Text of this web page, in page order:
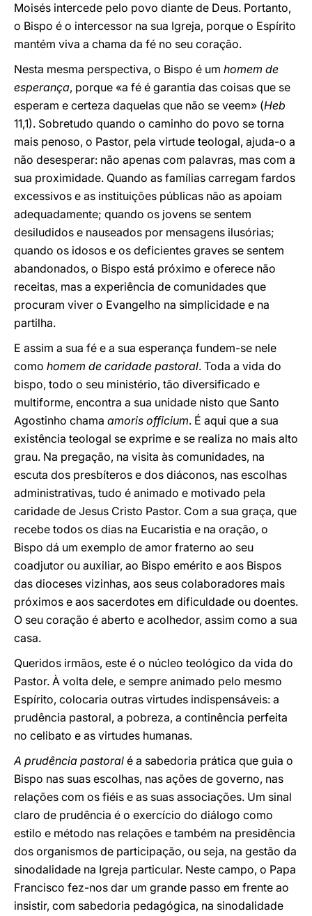
Moisés intercede pelo povo diante de Deus. Portanto,
o Bispo é o intercessor na sua Igreja, porque o Espírito
mantém viva a chama da fé no seu coração.
Nesta mesma perspectiva, o Bispo é um homem de
esperança, porque «a fé é garantia das coisas que se
esperam e certeza daquelas que não se veem» (Heb
11,1). Sobretudo quando o caminho do povo se torna
mais penoso, o Pastor, pela virtude teologal, ajuda-o a
não desesperar: não apenas com palavras, mas com a
sua proximidade. Quando as famílias carregam fardos
excessivos e as instituições públicas não as apoiam
adequadamente; quando os jovens se sentem
desiludidos e nauseados por mensagens ilusórias;
quando os idosos e os deficientes graves se sentem
abandonados, o Bispo está próximo e oferece não
receitas, mas a experiência de comunidades que
procuram viver o Evangelho na simplicidade e na
partilha.
E assim a sua fé e a sua esperança fundem-se nele
como homem de caridade pastoral. Toda a vida do
bispo, todo o seu ministério, tão diversificado e
multiforme, encontra a sua unidade nisto que Santo
Agostinho chama amoris officium. É aqui que a sua
existência teologal se exprime e se realiza no mais alto
grau. Na pregação, na visita às comunidades, na
escuta dos presbíteros e dos diáconos, nas escolhas
administrativas, tudo é animado e motivado pela
caridade de Jesus Cristo Pastor. Com a sua graça, que
recebe todos os dias na Eucaristia e na oração, o
Bispo dá um exemplo de amor fraterno ao seu
coadjutor ou auxiliar, ao Bispo emérito e aos Bispos
das dioceses vizinhas, aos seus colaboradores mais
próximos e aos sacerdotes em dificuldade ou doentes.
O seu coração é aberto e acolhedor, assim como a sua
casa.
Queridos irmãos, este é o núcleo teológico da vida do
Pastor. À volta dele, e sempre animado pelo mesmo
Espírito, colocaria outras virtudes indispensáveis: a
prudência pastoral, a pobreza, a continência perfeita
no celibato e as virtudes humanas.
A prudência pastoral é a sabedoria prática que guia o
Bispo nas suas escolhas, nas ações de governo, nas
relações com os fiéis e as suas associações. Um sinal
claro de prudência é o exercício do diálogo como
estilo e método nas relações e também na presidência
dos organismos de participação, ou seja, na gestão da
sinodalidade na Igreja particular. Neste campo, o Papa
Francisco fez-nos dar um grande passo em frente ao
insistir, com sabedoria pedagógica, na sinodalidade